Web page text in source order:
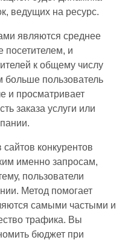
ведущих на ресурс.
являются среднее
посетителем, и
к общему числу
больше пользователь
и просматривает
заказа услуги или
конкурентов
именно запросам,
пользователи
Метод помогает
самыми частыми и
трафика. Вы
бюджет при